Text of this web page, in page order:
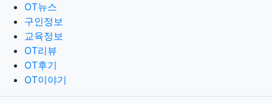
OT뉴스
구인정보
교육정보
OT리뷰
OT후기
OT이야기